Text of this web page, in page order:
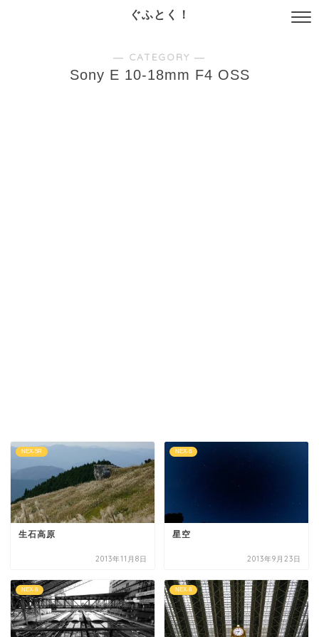
ぐふとく！
― CATEGORY ―
Sony E 10-18mm F4 OSS
NEX-5R
生石高原
2013年11月8日
NEX-6
星空
2013年9月23日
NEX-6 NEX-6